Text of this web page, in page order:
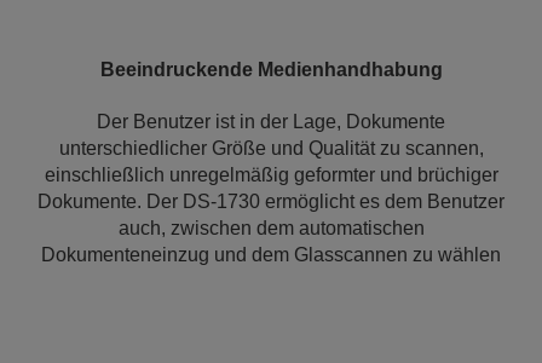
Beeindruckende Medienhandhabung
Der Benutzer ist in der Lage, Dokumente
unterschiedlicher Größe und Qualität zu scannen,
einschließlich unregelmäßig geformter und brüchiger
Dokumente. Der DS-1730 ermöglicht es dem Benutzer
auch, zwischen dem automatischen
Dokumenteneinzug und dem Glasscannen zu wählen